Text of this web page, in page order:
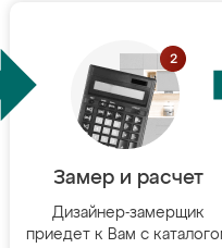
Замер и расчет
Дизайнер-замерщик
приедет к Вам с